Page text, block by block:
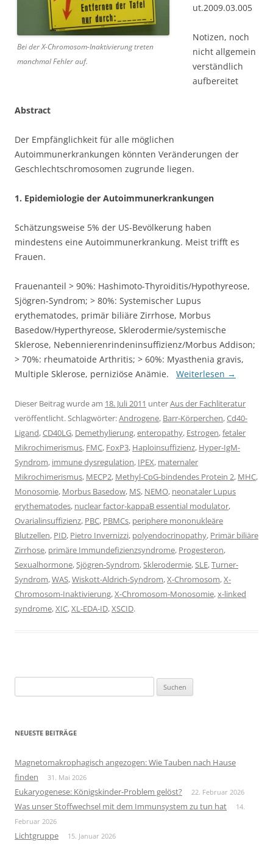
Bei der X-Chromosom-Inaktivierung treten
manchmal Fehler auf.
ut.2009.03.005
Notizen, noch
nicht allgemein
verständlich
aufbereitet
Abstract
Der Empfänglichkeit für alle möglichen
Autoimmunerkrankungen könnten Veränderungen der
Geschlechtschromosomen zugrunde liegen.
1. Epidemiologie der Autoimmunerkrankungen
Schätzungsweise 5% der US-Bevölkerung haben
mindestens eine Autoimmunerkrankung. Meist trifft es
Frauen.
Frauenanteil > 90%: Hashimoto-Thyroiditis/Hypothyreose,
Sjögren-Syndrom; > 80%: Systemischer Lupus
erythematodes, primär biliäre Zirrhose, Morbus
Basedow/Hyperthyreose, Sklerodermie/systemische
Sklerose, Nebennierenrindeninsuffizienz/Morbus Addison;
> 70%: rheumatoide Arthritis; > 60%: Myasthenia gravis,
Multiple Sklerose, perniziöse Anämie. Weiterlesen →
Dieser Beitrag wurde am 18. Juli 2011 unterAus der Fachliteratur
veröffentlicht. Schlagwörter:Androgene, Barr-Körperchen,Cd40-
Ligand,CD40LG, Demethylierung,enteropathy, Estrogen,fetaler
Mikrochimerismus, FMC, FoxP3, Haploinsuffizienz, Hyper-IgM-
Syndrom, immune dysregulation, IPEX, maternaler
Mikrochimerismus, MECP2, Methyl-CpG-bindendes Protein 2, MHC,
Monosomie, Morbus Basedow, MS, NEMO, neonataler Lupus
erythematodes, nuclear factor-kappaB essential modulator,
Ovarialinsuffizienz, PBC, PBMCs, periphere mononukleäre
Blutzellen, PID, Pietro Invernizzi, polyendocrinopathy, Primär biliäre
Zirrhose, primäre Immundefizienzsyndrome, Progesteron,
Sexualhormone,Sjögren-Syndrom,Sklerodermie,SLE,Turner-
Syndrom,WAS,Wiskott-Aldrich-Syndrom,X-Chromosom,X-
Chromosom-Inaktivierung,X-Chromosom-Monosomie,x-linked
syndrome,XIC,XL-EDA-ID,XSCID.
nach:
NEUESTE BEITRÄGE
Magnetomakrophagisch angezogen: Wie Tauben nach Hause
finden
31. Mai 2026
Eukaryogenese: Königskinder-Problem gelöst? 22. Februar 2026
Was unser Stoffwechsel mit dem Immunsystem zu tun hat
14.
Februar 2026
Lichtgruppe 15. Januar 2026